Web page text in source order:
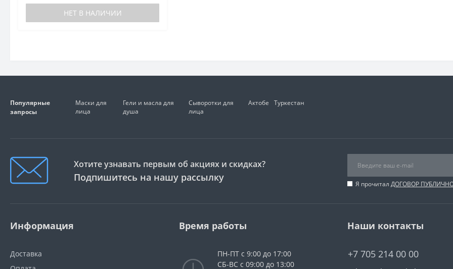
НЕТ В НАЛИЧИИ
Популярные
запросы
Маски для
лица
Гели и масла для
душа
Сыворотки для
лица
Актобе Туркестан
Хотите узнавать первым об акциях и скидках?
Подпишитесь на нашу рассылку
Я прочитал ДОГОВОР
Информация
Доставка
Время работы
ПН-ПТ с 9:00 до 17:00
СБ-ВС с 09:00 до 13:00
Наши контакты
+7 705 214 00 00